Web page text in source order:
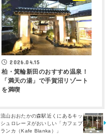
2026.04.15
柏・箕輪新田のおすすめ温泉！
「満天の湯」で手賀沼リゾート
を満喫
流山おおたかの森駅近くにあるキッ
シュロレーヌがおいしい「カフェブ
ランカ（Kafe Blanka）」